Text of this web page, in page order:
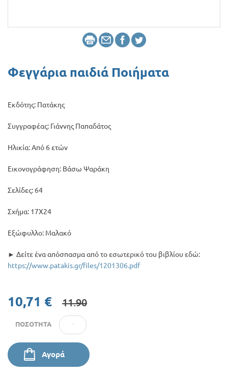
Φεγγάρια παιδιά Ποιήματα
Εκδότης: Πατάκης
Συγγραφέας: Γιάννης Παπαδάτος
Ηλικία: Από 6 ετών
Εικονογράφηση: Βάσω Ψαράκη
Σελίδες: 64
Σχήμα: 17Χ24
Εξώφυλλο: Μαλακό
► Δείτε ένα απόσπασμα από το εσωτερικό του βιβλίου εδώ:
https://www.patakis.gr/files/1201306.pdf
10,71 € 11.90
ΠΟΣΌΤΗΤΑ
Αγορά